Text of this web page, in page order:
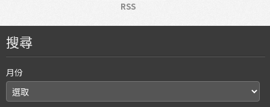
RSS
搜尋
月份